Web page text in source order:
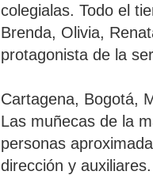
colegialas. Todo el
Brenda, Olivia,
protagonista de la
Cartagena, Bogotá,
Las muñecas de la
personas
dirección y